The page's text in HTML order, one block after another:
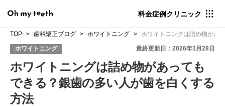
料金症例クリニック
TOP 歯科矯正ブログ ホワイトニング ホワイトニングは詰め物があ
ホワイトニング 最終更新日：2026年3月28日
ホワイトニングは詰め物があっても
できる？銀歯の多い人が歯を白くする
方法